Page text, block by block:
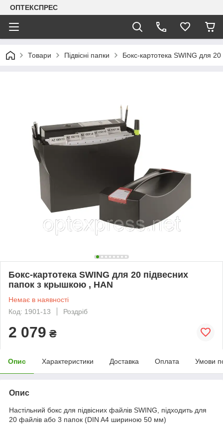
ОПТЕКСПРЕС
Товари Підвісні папки Бокс-картотека SWING для
Бокс-картотека SWING для 20 підвесних
папок з крышкою , HAN
Немає в наявності
Код: 1901-13
Роздріб
2 079 ₴
Опис Характеристики Доставка Оплата Умови
Опис
Настільний бокс для підвісних файлів SWING, підходить для
20 файлів або 3 папок (DIN A4 шириною 50 мм)